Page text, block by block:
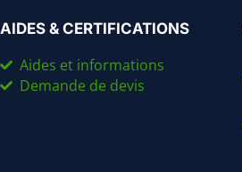
AIDES & CERTIFICATIONS
Aides et informations
Demande de devis